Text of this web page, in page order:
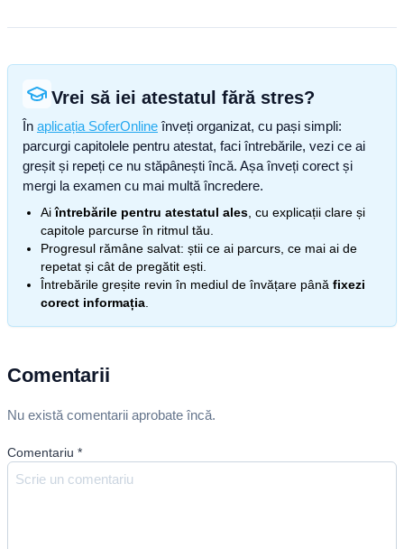
Vrei să iei atestatul fără stres?
În aplicația SoferOnline înveți organizat, cu pași simpli:
parcurgi capitolele pentru atestat, faci întrebările, vezi ce ai
greșit și repeți ce nu stăpânești încă. Așa înveți corect și
mergi la examen cu mai multă încredere.
Aiîntrebările pentru atestatul ales , cu explicații clare și
capitole parcurse în ritmul tău.
Progresul rămâne salvat: știi ce ai parcurs, ce mai ai de
repetat și cât de pregătit ești.
Întrebările greșite revin în mediul de învățare până fixezi
corect informația
Comentarii
Nu există comentarii aprobate încă.
Comentariu *